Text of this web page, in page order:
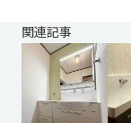
関連記事